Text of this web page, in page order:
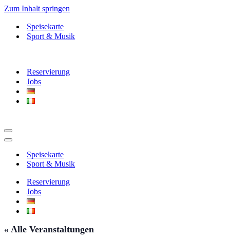
Zum Inhalt springen
Speisekarte
Sport & Musik
Reservierung
Jobs
Navigationsmenü
Navigationsmenü
Speisekarte
Sport & Musik
Reservierung
Jobs
« Alle Veranstaltungen